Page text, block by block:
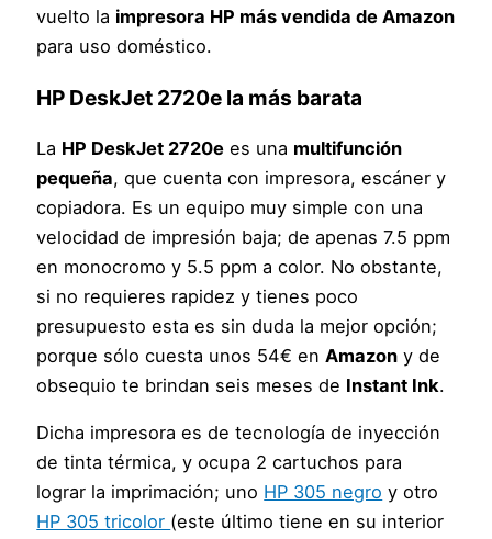
vuelto la impresora HP más vendida de Amazon
para uso doméstico.
HP DeskJet 2720e la más barata
La HP DeskJet 2720e es una multifunción
pequeña, que cuenta con impresora, escáner y
copiadora. Es un equipo muy simple con una
velocidad de impresión baja; de apenas 7.5 ppm
en monocromo y 5.5 ppm a color. No obstante,
si no requieres rapidez y tienes poco
presupuesto esta es sin duda la mejor opción;
porque sólo cuesta unos 54€ enAmazon y de
obsequio te brindan seis meses de Instant Ink.
Dicha impresora es de tecnología de inyección
de tinta térmica, y ocupa 2 cartuchos para
lograr la imprimación; uno HP 305 negro y otro
HP 305 tricolor (este último tiene en su interior